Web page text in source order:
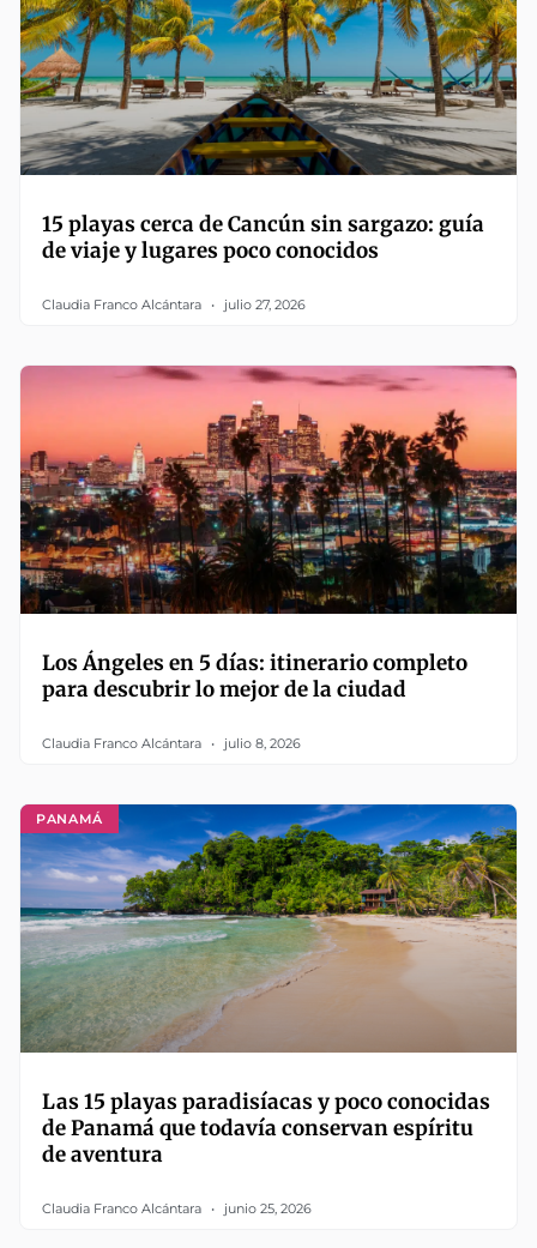
15 playas cerca de Cancún sin sargazo: guía
de viaje y lugares poco conocidos
Claudia Franco Alcántara julio 27, 2026
Los Ángeles en 5 días: itinerario completo
para descubrir lo mejor de la ciudad
Claudia Franco Alcántara julio 8, 2026
PANAMÁ
Las 15 playas paradisíacas y poco conocidas
de Panamá que todavía conservan espíritu
de aventura
Claudia Franco Alcántara junio 25, 2026